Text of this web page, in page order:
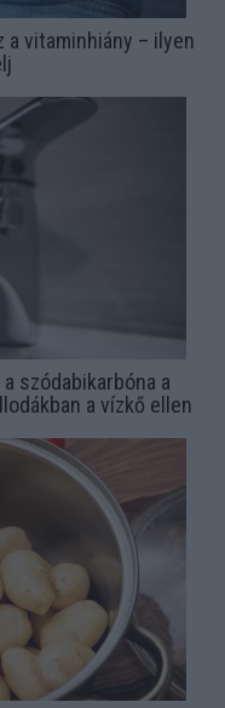
vitaminhiány – ilyen
szódabikarbóna a
a vízkő ellen